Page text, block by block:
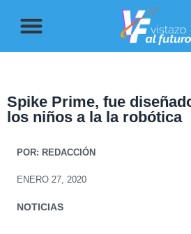
Spike Prime, fue
los niños a la la robótica
POR: REDACCIÓN
ENERO 27, 2020
NOTICIAS